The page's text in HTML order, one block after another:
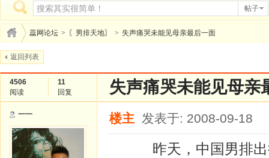
帖子
蕊网论坛 > 〖男排天地〗 > 失声痛哭未能见母亲最后一面
返回列表
4506
阅读
11
回复
失声痛哭未能见母
一一 楼主 发表于: 2008-09-18
昨天，中国男排出征